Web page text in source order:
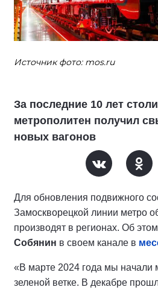
Источник фото: mos.ru
За последние 10 лет
метрополитен получил
новых вагонов
Для обновления подвижного
Замоскворецкой линии метро
производят в регионах. Об
Собянин в своем канале в
«В марте 2024 года мы начали
зеленой ветке. В декабре